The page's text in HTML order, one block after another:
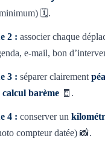
🗓️.
2 : associer chaque
e-mail, bon
3 : séparer clairement
calcul barème 🧾.
4 : conserver un
compteur datée) 📸.